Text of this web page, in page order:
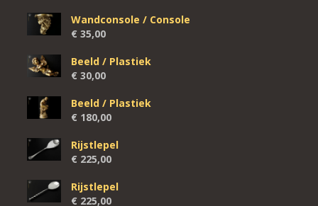
Wandconsole / Console
€ 35,00
Beeld / Plastiek
€ 30,00
Beeld / Plastiek
€ 180,00
Rijstlepel
€ 225,00
Rijstlepel
€ 225,00